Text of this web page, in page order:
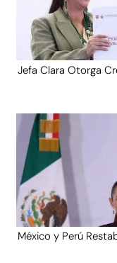
Jefa Clara Otorga
México y Perú